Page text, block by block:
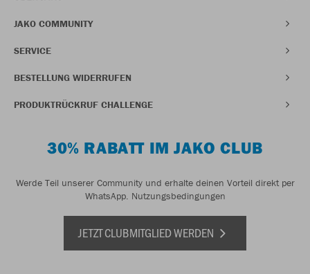
JAKO COMMUNITY
SERVICE
BESTELLUNG WIDERRUFEN
PRODUKTRÜCKRUF CHALLENGE
30% RABATT IM JAKO CLUB
Werde Teil unserer Community und erhalte deinen Vorteil direkt per
WhatsApp. Nutzungsbedingungen
JETZT CLUBMITGLIED WERDEN